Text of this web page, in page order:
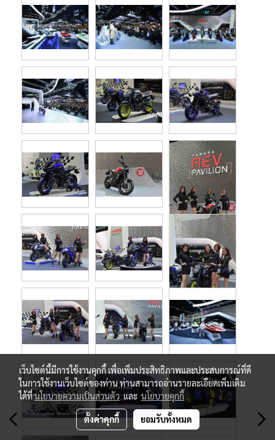
เว็บไซต์นี้มีการใช้งานคุกกี้ เพื่อเพิ่มประสิทธิภาพและประสบการณ์ที่ดี
ในการใช้งานเว็บไซต์ของท่าน ท่านสามารถอ่านรายละเอียดเพิ่มเติม
ได้ที่นโยบายความเป็นส่วนตัวและนโยบายคุกกี้
ตั้งค่าคุกกี้ ยอมรับทั้งหมด